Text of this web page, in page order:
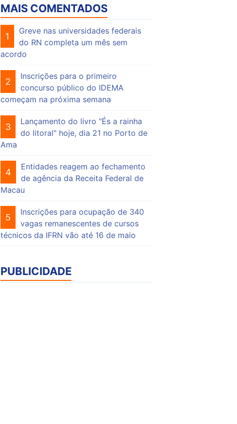
MAIS COMENTADOS
1
Greve nas universidades federais
do RN completa um mês sem
acordo
2
Inscrições para o primeiro
concurso público do IDEMA
começam na próxima semana
3
Lançamento do livro "És a rainha
do litoral" hoje, dia 21 no Porto de
Ama
4
Entidades reagem ao fechamento
de agência da Receita Federal de
Macau
5
Inscrições para ocupação de 340
vagas remanescentes de cursos
técnicos da IFRN vão até 16 de maio
PUBLICIDADE